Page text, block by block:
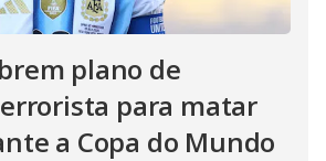
plano de
para matar
a Copa do Mundo